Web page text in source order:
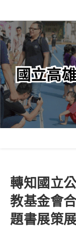
轉
至
主
內
容
轉知國立
教基金會
題書展策